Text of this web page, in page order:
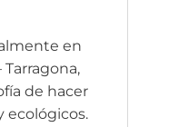
en
de hacer
ecológicos.